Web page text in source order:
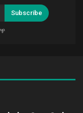
Subscribe